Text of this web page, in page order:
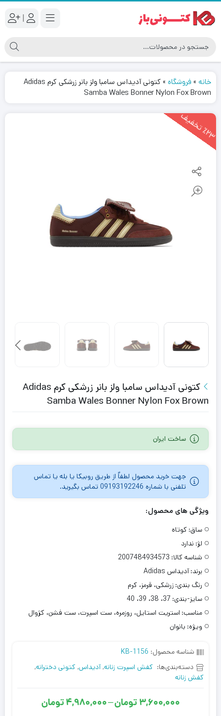
|
خانه »فروشگاه »
کتونى آدیداس سامبا ولز بانر زرشکی کرم Adidas
Samba Wales Bonner Nylon Fox Brown
٪2
3
ت
خ
ف
یف
کتونى آدیداس سامبا ولز بانر زرشکی کرم Adidas
Samba Wales Bonner Nylon Fox Brown
ساخت ایران
جهت خرید محصول لطفاٌ از طریق روبیکا یا بله یا تماس
تلفنی با شماره 09193192246 تماس بگیرید.
ویژگی های محصول:
ساق: کوتاه
لژ: ندارد
شناسه کالا: 2007484934573
برند: آدیداس Adidas
رنگ بندی: زرشکی، قرمز، کرم
سایز-بندی: 37، 38، 39، 40
مناسب: استریت استایل، روزمره، ست اسپرت، ست فشن، کژوال
ویژه: بانوان
شناسه محصول: KB-1156
دسته‌بندی‌ها: کفش اسپرت زنانه,آدیداس, کتونی دخترانه,
کفش زنانه
3,600,000 تومان–
4,980,000تومان
محدوده